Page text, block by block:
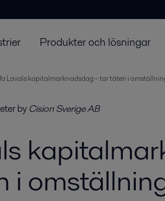
Produkter och lösningar
Lavals kapitalmarknadsdag – tar täten i
by Cision Sverige AB
i